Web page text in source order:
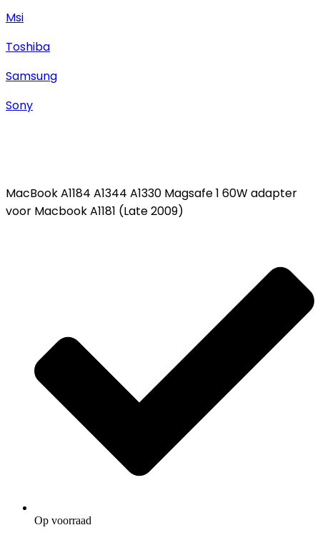
Msi
Toshiba
Samsung
Sony
MacBook A1184 A1344 A1330 Magsafe 1 60W adapter
voor Macbook A1181 (Late 2009)
Op voorraad